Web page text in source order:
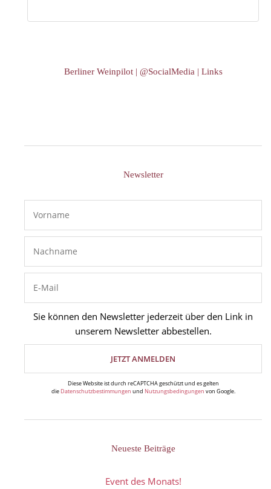
Berliner Weinpilot | @SocialMedia | Links
Newsletter
Sie können den Newsletter jederzeit über den Link in
unserem Newsletter abbestellen.
Diese Website ist durch reCAPTCHA geschützt und es gelten
die Datenschutzbestimmungen und Nutzungsbedingungen von Google.
Neueste Beiträge
Event des Monats!